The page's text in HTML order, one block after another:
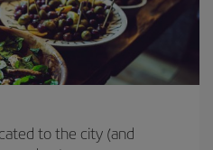
to the city (and